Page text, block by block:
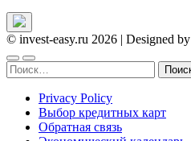
© invest-easy.ru 2026 | Designed by
Найти:
Privacy Policy
Выбор кредитных карт
Обратная связь